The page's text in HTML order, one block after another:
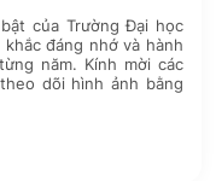
của Trường Đại học
đáng nhớ và hành
năm. Kính mời các
dõi hình ảnh bằng